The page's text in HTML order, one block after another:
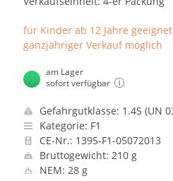
für Kinder ab 12 Jahre geeignet
ganzjähriger Verkauf möglich
am Lager
sofort verfügbar
Gefahrgutklasse: 1.4S (UN
Kategorie: F1
CE-Nr.: 1395-F1-05072013
Bruttogewicht: 210 g
NEM: 28 g